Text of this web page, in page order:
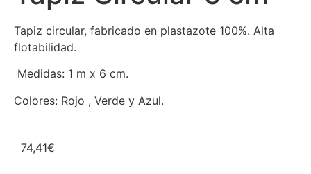
Tapiz circular, fabricado en plastazote 100%. Alta
flotabilidad.
Medidas: 1 m x 6 cm.
Colores: Rojo , Verde y Azul.
74,41€